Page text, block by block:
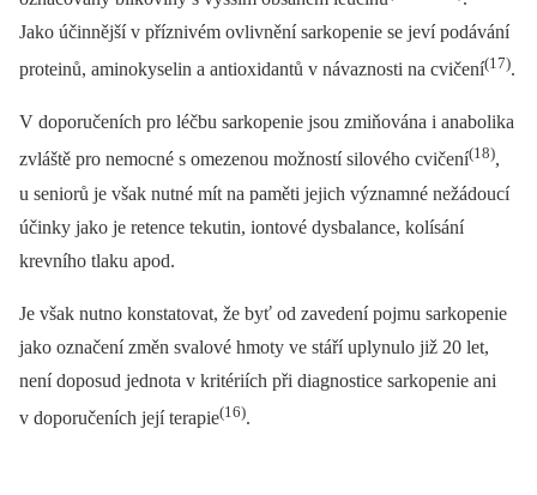
Jako účinnější v příznivém ovlivnění sarkopenie se jeví podávání
proteinů, aminokyselin a antioxidantů v návaznosti na cvičení(17).
V doporučeních pro léčbu sarkopenie jsou zmiňována i anabolika
zvláště pro nemocné s omezenou možností silového cvičení(18),
u seniorů je však nutné mít na paměti jejich významné nežádoucí
účinky jako je retence tekutin, iontové dysbalance, kolísání
krevního tlaku apod.
Je však nutno konstatovat, že byť od zavedení pojmu sarkopenie
jako označení změn svalové hmoty ve stáří uplynulo již 20 let,
není doposud jednota v kritériích při diagnostice sarkopenie ani
v doporučeních její terapie(16).